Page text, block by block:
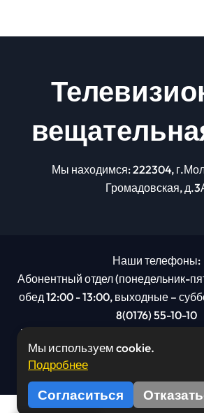
Мы находимся: 222304,
Громадовская,
Наши телефоны:
Абонентный отдел (понедельник-
обед 12:00 - 13:00, выходные –
8(0176) 55-10-10
Рекламный отдел (понедельник-
обед 12:00 - 13:00, выходные –
8(0176): 54 95 80, МТС +375
Мы используем cookie.
Подробнее
Согласиться